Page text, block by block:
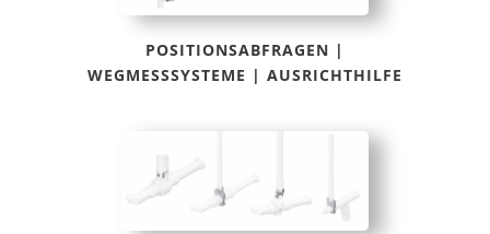
POSITIONSABFRAGEN |
WEGMESSSYSTEME | AUSRICHTHILFE